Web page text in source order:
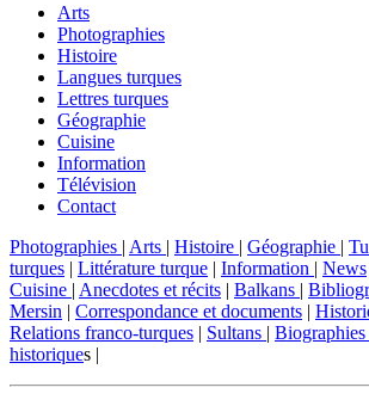
Arts
Photographies
Histoire
Langues turques
Lettres turques
Géographie
Cuisine
Information
Télévision
Contact
Photographies | Arts | Histoire | Géographie |
turques | Littérature turque | Information | News
Cuisine | Anecdotes et récits | Balkans |
Mersin | Correspondance et documents |
Relations franco-turques | Sultans | Biographies
historiques |